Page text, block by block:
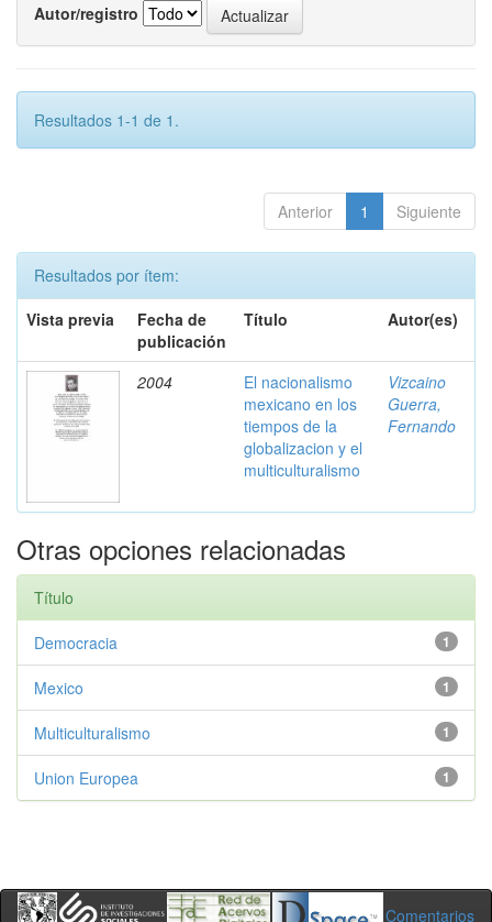
Autor/registro
Resultados 1-1 de 1.
Anterior 1 Siguiente
Resultados por ítem:
Vista previa
Fecha de
publicación
Título Autor(es)
2004
El nacionalismo
mexicano en los
tiempos de la
globalizacion y el
multiculturalismo
Vizcaino
Guerra,
Fernando
Otras opciones relacionadas
Título
1
Democracia
1
Mexico
1
Multiculturalismo
1
Union Europea
Comentarios